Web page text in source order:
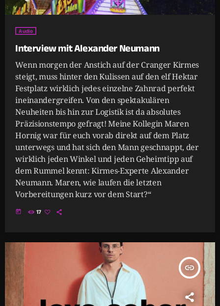
Audio
Interview mit Alexander Neumann
Wenn morgen der Anstich auf der Cranger Kirmes
steigt, muss hinter den Kulissen auf den elf Hektar
Festplatz wirklich jedes einzelne Zahnrad perfekt
ineinandergreifen. Von den spektakulären
Neuheiten bis hin zur Logistik ist da absolutes
Präzisionstempo gefragt! Meine Kollegin Maren
Hornig war für euch vorab direkt auf dem Platz
unterwegs und hat sich den Mann geschnappt, der
wirklich jeden Winkel und jeden Geheimtipp auf
dem Rummel kennt: Kirmes-Experte Alexander
Neumann. Maren, wie laufen die letzten
Vorbereitungen kurz vor dem Start?“
today 17
insert_link